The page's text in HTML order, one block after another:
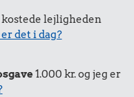
lejligheden
det i dag?
1.000 kr. og jeg er